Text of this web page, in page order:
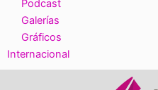
Podcast
Galerías
Gráficos
Internacional